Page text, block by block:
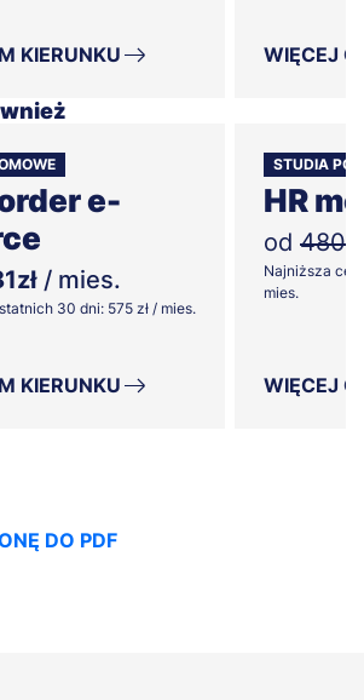
KIERUNKU WIĘCEJ
e-
/ mies.
30 dni: 575 zł / mies.
KIERUNKU
STUDIA
HR
od 480zł
Najniższa
mies.
WIĘCEJ
DO PDF